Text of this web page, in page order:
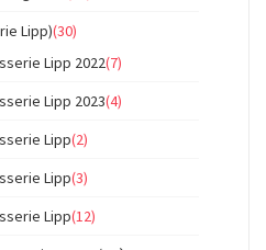
Lipp)(30)
Lipp 2022(7)
Lipp 2023(4)
Lipp(2)
Lipp(3)
Lipp(12)